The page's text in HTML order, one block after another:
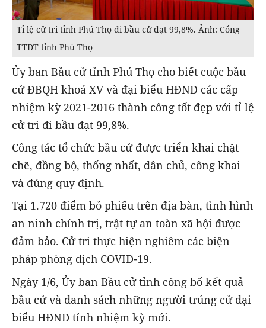
Tỉ lệ cử tri tỉnh Phú Thọ đi bầu cử đạt 99,8%. Ảnh: Cổng
TTĐT tỉnh Phú Thọ
Ủy ban Bầu cử tỉnh Phú Thọ cho biết cuộc bầu
cử ĐBQH khoá XV và đại biểu HĐND các cấp
nhiệm kỳ 2021-2016 thành công tốt đẹp với tỉ lệ
cử tri đi bầu đạt 99,8%.
Công tác tổ chức bầu cử được triển khai chặt
chẽ, đồng bộ, thống nhất, dân chủ, công khai
và đúng quy định.
Tại 1.720 điểm bỏ phiếu trên địa bàn, tình hình
an ninh chính trị, trật tự an toàn xã hội được
đảm bảo. Cử tri thực hiện nghiêm các biện
pháp phòng dịch COVID-19.
Ngày 1/6, Ủy ban Bầu cử tỉnh công bố kết quả
bầu cử và danh sách những người trúng cử đại
biểu HĐND tỉnh nhiệm kỳ mới.